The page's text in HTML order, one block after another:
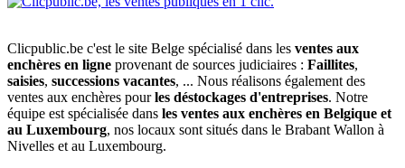
Clicpublic.be c'est le site Belge spécialisé dans les ventes aux
enchères en ligne provenant de sources judiciaires : Faillites,
saisies, successions vacantes, ... Nous réalisons également des
ventes aux enchères pourles déstockages d'entreprises. Notre
équipe est spécialisée dans les ventes aux enchères en Belgique et
au Luxembourg, nos locaux sont situés dans le Brabant Wallon à
Nivelles et au Luxembourg.